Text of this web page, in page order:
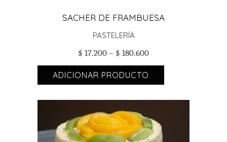
SACHER DE FRAMBUESA
PASTELERÍA
$ 17.200 – $ 180.600
ADICIONAR PRODUCTO